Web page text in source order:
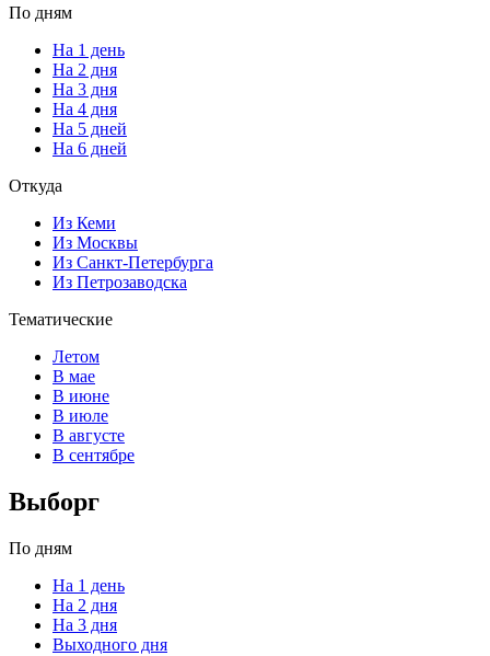
По дням
На 1 день
На 2 дня
На 3 дня
На 4 дня
На 5 дней
На 6 дней
Откуда
Из Кеми
Из Москвы
Из Санкт-Петербурга
Из Петрозаводска
Тематические
Летом
В мае
В июне
В июле
В августе
В сентябре
Выборг
По дням
На 1 день
На 2 дня
На 3 дня
Выходного дня